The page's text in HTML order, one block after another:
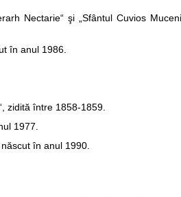
Nectarie“ şi „Sfântul Cuvios
în anul 1986.
zidită între 1858-1859.
1977.
în anul 1990.